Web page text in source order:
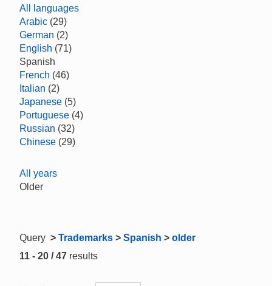
All languages
Arabic (29)
German (2)
English (71)
Spanish
French (46)
Italian (2)
Japanese (5)
Portuguese (4)
Russian (32)
Chinese (29)
All years
Older
Query > Trademarks > Spanish > older
11 - 20 / 47 results